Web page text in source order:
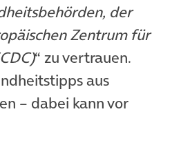
der
Zentrum für
“ zu vertrauen.
aus
– dabei kann vor